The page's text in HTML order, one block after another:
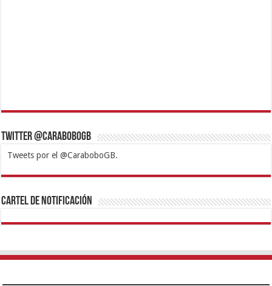
Twitter @CaraboboGB
Tweets por el @CaraboboGB.
1xbetBetturkeyBetistKralbetSupertotobetTipobetMatadorbetMariobet
https://mvbcasino.com/
Cartel de Notificación